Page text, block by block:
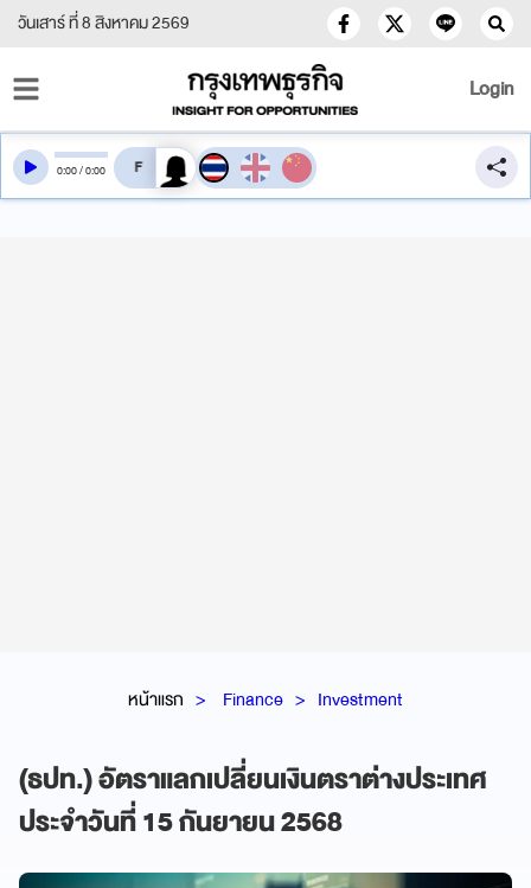
วันเสาร์ ที่ 8 สิงหาคม 2569
Login
หน้าแรก Finance Investment
(ธปท.) อัตราแลกเปลี่ยนเงินตราต่างประเทศ
ประจำวันที่ 15 กันยายน 2568
0:00/0:00 สลับเสียงอ่าน